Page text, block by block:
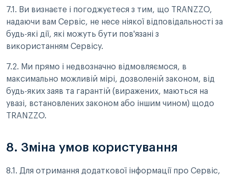
7.1. Ви визнаєте і погоджуєтеся з тим, що TRANZZO,
надаючи вам Сервіс, не несе ніякої відповідальності за
будь-які дії, які можуть бути пов'язані з
використанням Сервісу.
7.2. Ми прямо і недвозначно відмовляємося, в
максимально можливій мірі, дозволеній законом, від
будь-яких заяв та гарантій (виражених, маються на
увазі, встановлених законом або іншим чином) щодо
TRANZZO.
8. Зміна умов користування
8.1. Для отримання додаткової інформації про Сервіс,